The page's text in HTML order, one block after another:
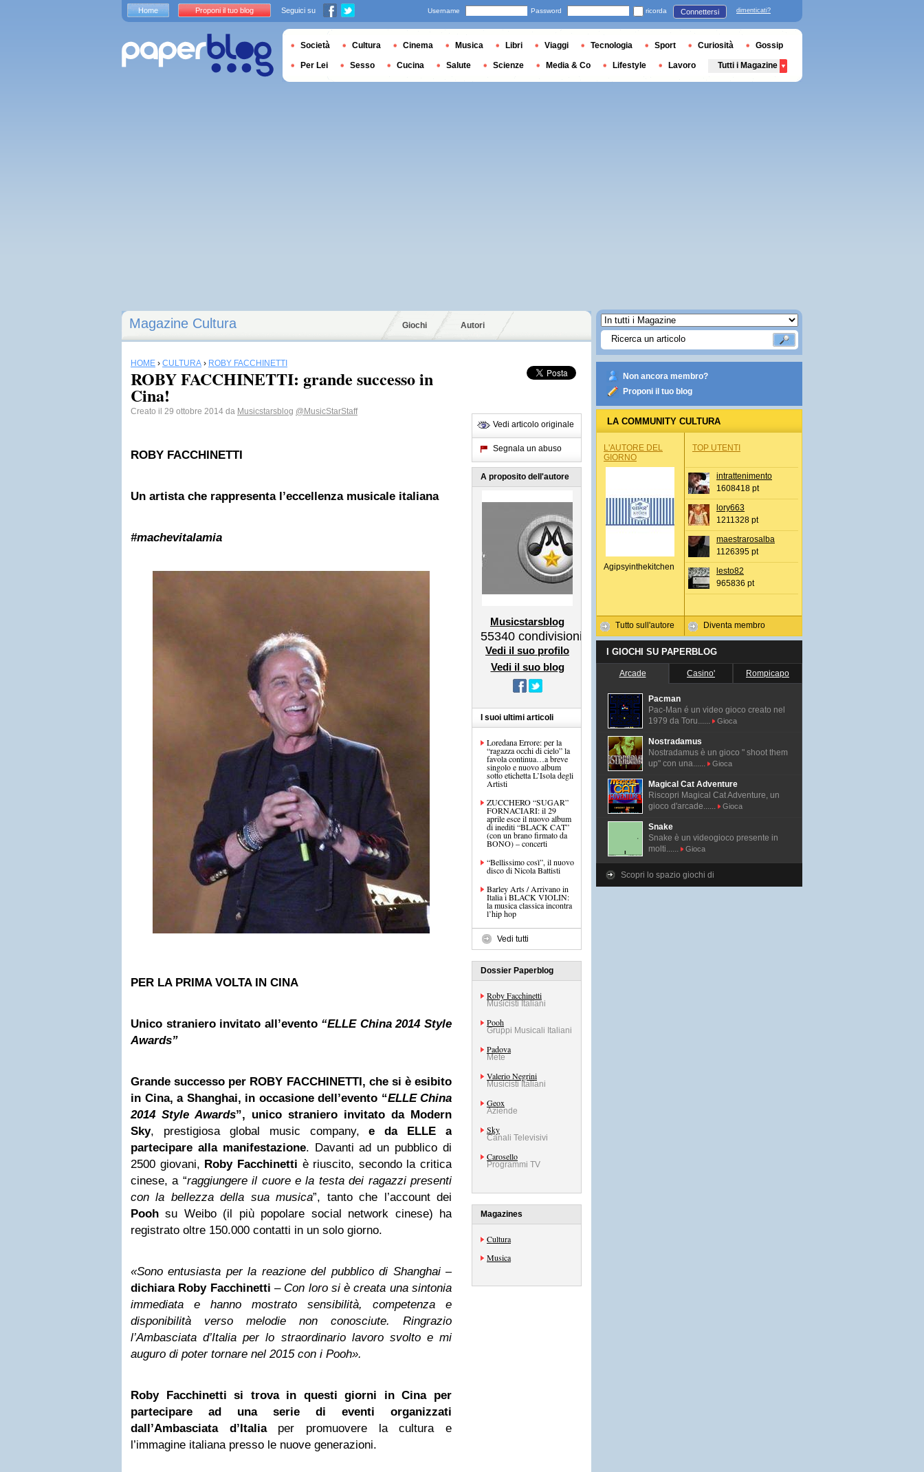
Magazine Cultura Giochi Autori
HOME › CULTURA › ROBY FACCHINETTI
ROBY FACCHINETTI: grande successo in
Cina!
Creato il 29 ottobre 2014 da Musicstarsblog @MusicStarStaff
ROBY FACCHINETTI
Un artista che rappresenta l’eccellenza musicale italiana
#machevitalamia
PER LA PRIMA VOLTA IN CINA
Unico straniero invitato all’evento “ELLE China 2014 Style
Awards”
Grande successo per ROBY FACCHINETTI, che si è esibito
in Cina, a Shanghai, in occasione dell’evento “ELLE China
2014 Style Awards”, unico straniero invitato da Modern
Sky, prestigiosa global music company,e da ELLE
a
partecipare alla manifestazione. Davanti ad un pubblico di
2500 giovani, Roby Facchinetti è riuscito, secondo la critica
cinese, a “raggiungere il cuore e la testa dei ragazzi presenti
con la bellezza della sua musica”, tanto che l’account dei
Pooh su Weibo (il più popolare social network cinese) ha
registrato oltre 150.000 contatti in un solo giorno.
«Sono entusiasta per la reazione del pubblico di Shanghai–
dichiara Roby Facchinetti – Con loro si è creata una sintonia
immediata e hanno mostrato sensibilità, competenza e
disponibilità verso melodie non conosciute. Ringrazio
l’Ambasciata d’Italia per lo straordinario lavoro svolto e mi
auguro di poter tornare nel 2015 con i Pooh».
Roby Facchinetti si trova in questi giorni in Cina per
partecipare ad una serie di eventi organizzati
dall’Ambasciata d’Italiaper promuovere la cultura e
l’immagine italiana presso le nuove generazioni.
Vedi articolo originale
Segnala un abuso
A proposito dell'autore
Musicstarsblog
55340 condivisioni
Vedi il suo profilo
Vedi il suo blog
I suoi ultimi articoli
Loredana Errore: per la
“ragazza occhi di cielo” la
favola continua…a breve
singolo e nuovo album
sotto etichetta L’Isola degli
Artisti
ZUCCHERO “SUGAR”
FORNACIARI: il 29
aprile esce il nuovo album
di inediti “BLACK CAT”
(con un brano firmato da
BONO) – concerti
“Bellissimo così”, il nuovo
disco di Nicola Battisti
Barley Arts / Arrivano in
Italia i BLACK VIOLIN:
la musica classica incontra
l’hip hop
Vedi tutti
Dossier Paperblog
Roby Facchinetti
Musicisti Italiani
Pooh
Gruppi Musicali Italiani
Padova
Mete
Valerio Negrini
Musicisti Italiani
Geox
Aziende
Sky
Canali Televisivi
Carosello
Programmi TV
Magazines
Cultura
Musica
Non ancora membro?
Proponi il tuo blog
LA COMMUNITY CULTURA
L'AUTORE DEL
GIORNO
Agipsyinthekitchen
Tutto sull'autore
TOP UTENTI
intrattenimento
1608418 pt
lory663
1211328 pt
maestrarosalba
1126395 pt
lesto82
965836 pt
Diventa membro
I GIOCHI SU PAPERBLOG
Arcade Casino' Rompicapo
Pacman
Pac-Man é un video gioco creato nel
1979 da Toru......
Gioca
Nostradamus
Nostradamus è un gioco " shoot them
up" con una......
Gioca
Magical Cat Adventure
Riscopri Magical Cat Adventure, un
gioco d'arcade......
Gioca
Snake
Snake è un videogioco presente in
molti......
Gioca
Scopri lo spazio giochi di
Home Proponi il tuo blog Seguici su Username Password ricorda Connettersi dimenticati?
Società Cultura Cinema Musica Libri Viaggi Tecnologia Sport Curiosità Gossip
Per Lei Sesso Cucina Salute Scienze Media & Co Lifestyle Lavoro Tutti i Magazine